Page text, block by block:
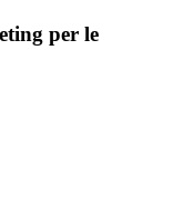
per le